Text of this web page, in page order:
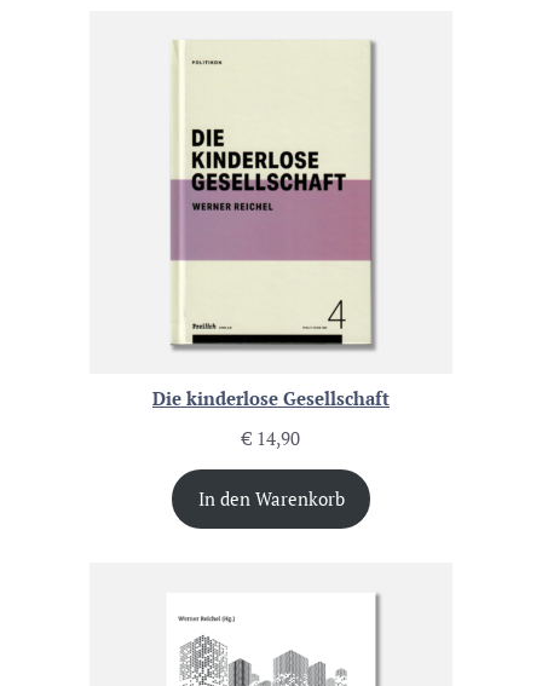
Die kinderlose Gesellschaft
€ 14,90
In den Warenkorb